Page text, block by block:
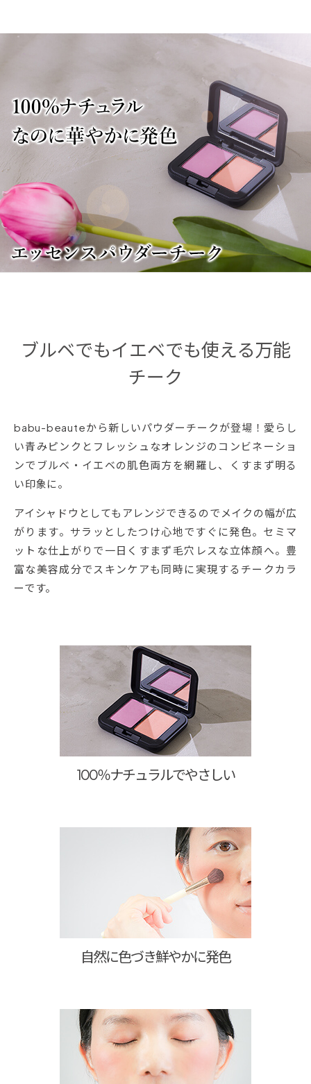
ブルベでもイエベでも使える万能
チーク
babu-beauteから新しいパウダーチークが登場！愛らし
い青みピンクとフレッシュなオレンジのコンビネーショ
ンでブルベ・イエベの肌色両方を網羅し、くすまず明る
い印象に。
アイシャドウとしてもアレンジできるのでメイクの幅が広
がります。サラッとしたつけ心地ですぐに発色。セミマ
ットな仕上がりで一日くすまず毛穴レスな立体顔へ。豊
富な美容成分でスキンケアも同時に実現するチークカラ
ーです。
100％ナチュラルでやさしい
自然に色づき鮮やかに発色